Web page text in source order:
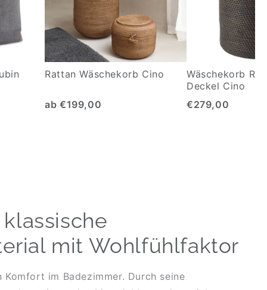
Rattan Wäschekorb Cino
ab €199,00
Wäschekorb
Deckel Cino
€279,00
mit Wohlfühlfaktor
im Badezimmer. Durch seine